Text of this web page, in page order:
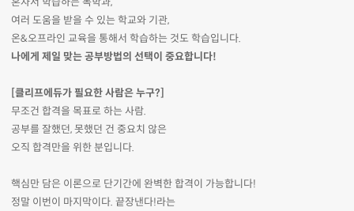
여러 도움을 받을 수 있는 학교와 기관,
온&오프라인 교육을 통해서 학습하는 것도 학습입니다.
나에게 제일 맞는 공부방법의 선택이 중요합니다!
[클리프에듀가 필요한 사람은 누구?]
무조건 합격을 목표로 하는 사람.
공부를 잘했던, 못했던 건 중요치 않은
오직 합격만을 위한 분입니다.
핵심만 담은 이론으로 단기간에 완벽한 합격이 가능합니다!
정말 이번이 마지막이다. 끝장낸다!라는